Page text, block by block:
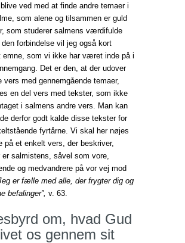
ved med at finde andre temaer i
som alene og tilsammen er guld
som studerer salmens værdifulde
forbindelse vil jeg også kort
som vi ikke har været inde på i
Det er den, at der udover
vers med gennemgående temaer,
en del vers med tekster, som ikke
i salmens andre vers. Man kan
derfor godt kalde disse tekster for
fyrtårne. Vi skal her nøjes
på et enkelt vers, der beskriver,
er salmistens, såvel som vore,
og medvandrere på vor vej mod
er fælle med alle, der frygter dig og
befalinger”, v. 63.
om, hvad Gud
os gennem sit